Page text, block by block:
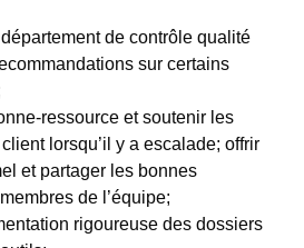
de contrôle qualité
sur certains
ressource et soutenir les
lorsqu’il y a escalade; offrir
et partager les bonnes
de l’équipe;
rigoureuse des dossiers